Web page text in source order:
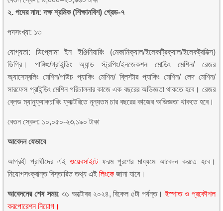
২. পদের নাম: দক্ষ শ্রমিক (শিক্ষানবিশ) গ্রেড-৭
পদসংখ্যা: ১৩
যোগ্যতা: ডিপ্লোমা ইন ইঞ্জিনিয়ারিং (মেকানিক্যাল/ইলেকট্রিক্যাল/ইলেকট্রনিক্স)
ডিগ্রি। পাঞ্চিং/গ্রাইন্ডিং অ্যান্ড স্ট্রপিং/ইনজেকশন মোল্ডিং মেশিন/ রেজর
অ্যাসেম্বলিং মেশিন/পাউচ প্যাকিং মেশিন/ ব্লিস্টার প্যাকিং মেশিন/ লেদ মেশিন/
সারফেস গ্রাইন্ডিং মেশিন পরিচালনার কাজে এক বছরের অভিজ্ঞতা থাকতে হবে। রেজর
ব্লেড ম্যানুফ্যাকচারিং ফ্যাক্টরিতে নূন্যতম চার বছরের কাজের অভিজ্ঞতা থাকতে হবে।
বেতন স্কেল: ১০,০৫০-২৩,১৯০ টাকা
আবেদন যেভাবে
আগ্রহী প্রার্থীদের এই ওয়েবসাইটে ফরম পূরণের মাধ্যমে আবেদন করতে হবে।
নিয়োগসংক্রান্ত বিস্তারিত তথ্য এইলিংকে জানা যাবে।
আবেদনের শেষ সময়: ৩১ অক্টোবর ২০২৪, বিকেল ৫টা পর্যন্ত।ইস্পাত ও প্রকৌশল
করপোরেশন নিয়োগ।